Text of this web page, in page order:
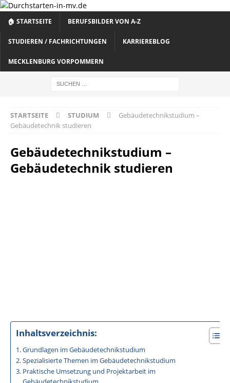
🏠 STARTSEITE BERUFSBILDER VON A-Z
STUDIEREN / FACHRICHTUNGEN KARRIEREBLOG
MECKLENBURG VORPOMMERN
STARTSEITE STUDIUM
Gebäudetechnikstudium –
Gebäudetechnik studieren
Gebäudetechnikstudium –
Gebäudetechnik studieren
Inhaltsverzeichnis:
Grundlagen im Gebäudetechnikstudium
Spezialisierte Themen im Gebäudetechnikstudium
Praktische Umsetzung und Projektarbeit im